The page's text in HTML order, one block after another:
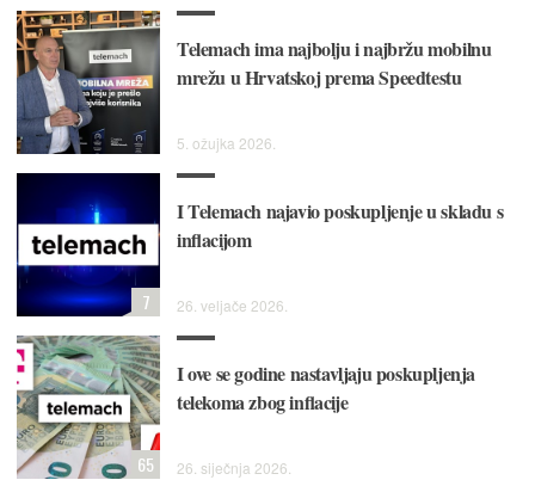
Telemach ima najbolju i najbržu mobilnu
mrežu u Hrvatskoj prema Speedtestu
5. ožujka 2026.
I Telemach najavio poskupljenje u skladu s
inflacijom
26. veljače 2026.
7
I ove se godine nastavljaju poskupljenja
telekoma zbog inflacije
26. siječnja 2026.
65